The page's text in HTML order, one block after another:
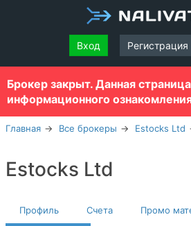
Вход Регистрация
Брокер закрыт. Данная
информационного
Главная Все брокеры Estocks Ltd
Estocks Ltd
Профиль Счета Промо